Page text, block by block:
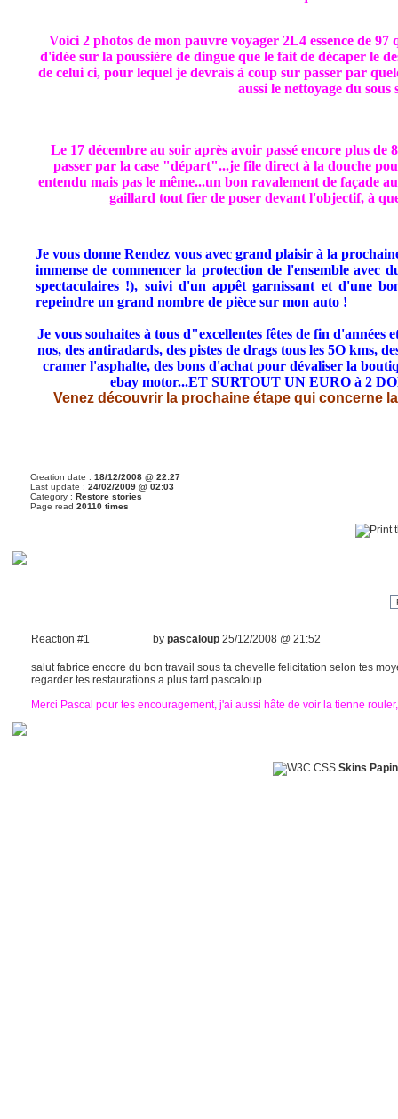
Voici 2 photos de mon pauvre voyager 2L4 essence de
d'idée sur la poussière de dingue que le fait de décaper le
de celui ci, pour lequel je devrais à coup sur passer par
aussi le nettoyage du
Le 17 décembre au soir après avoir passé encore plus
passer par la case "départ"...je file direct à la douche
entendu mais pas le même...un bon ravalement de façade
gaillard tout fier de poser devant l'objectif, à
Je vous donne Rendez vous avec grand plaisir à la
immense de commencer la protection de l'ensemble avec
spectaculaires !), suivi d'un appêt garnissant et d'une
repeindre un grand nombre de pièce sur mon auto !
Je vous souhaites à tous d"excellentes fêtes de fin d'années
nos, des antiradards, des pistes de drags tous les 5O kms,
cramer l'asphalte, des bons d'achat pour dévaliser la
ebay motor...ET SURTOUT UN EURO à 2
Venez découvrir la prochaine étape qui concerne
Creation date : 18/12/2008 @ 22:27
Last update : 24/02/2009 @ 02:03
Category : Restore stories
Page read 20110 times
Reaction #1 by pascaloup 25/12/2008 @ 21:52
salut fabrice encore du bon travail sous ta chevelle felicitation selon tes
regarder tes restaurations a plus tard pascaloup
Merci Pascal pour tes encouragement, j'ai aussi hâte de voir la tienne
Skins